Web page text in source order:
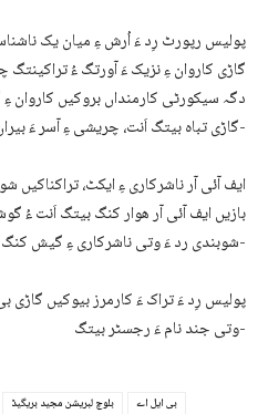
پولیس رپورٹ رِد ءَ اُرش ءِ میان یک
گاڑی کاروان ءِ نزیک ءَ آورتگ ءُ
دگہ سیکورٹی کارمنداں بروکیں کاروان
گاڑی تباہ بیتگ اَنت، چریشی ءِ آسر ءَ بیران ءُ ٹپی بیتگ اَنت-
ایف آئی آر ناشرکاری ءِ ایکٹ، تراکناکیں
بازیں ایف آئی آر ھوار کنگ بیتگ اَنت
شوبندی رد ءَ وتی ناشرکاری ءِ گیش کنگ ھاتر ءَ اے اُرش کتگ-
پولیس رِد ءَ تراک ءَ کارمرز بیوکیں گاڑی
وتی جند نام ءَ رجسٹر بیتگ-
بلوچ لبریشن مجید بریگیڈ
بی ایل اے